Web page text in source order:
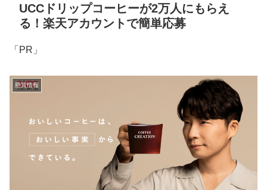
UCCドリップコーヒーが2万人にもらえ
る！楽天アカウントで簡単応募
「PR」
懸賞情報